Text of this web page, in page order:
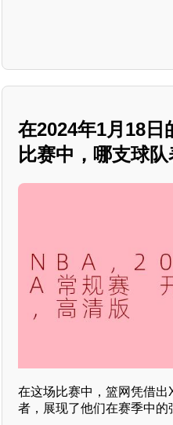
在2024年1月18日
比赛中，哪支球
在这场比赛中，篮网凭借
者，展现了他们在赛季中的